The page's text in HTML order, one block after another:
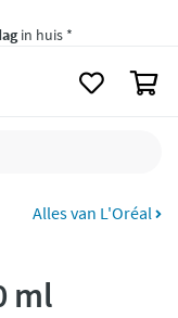
Alles van L'Oréal
ml